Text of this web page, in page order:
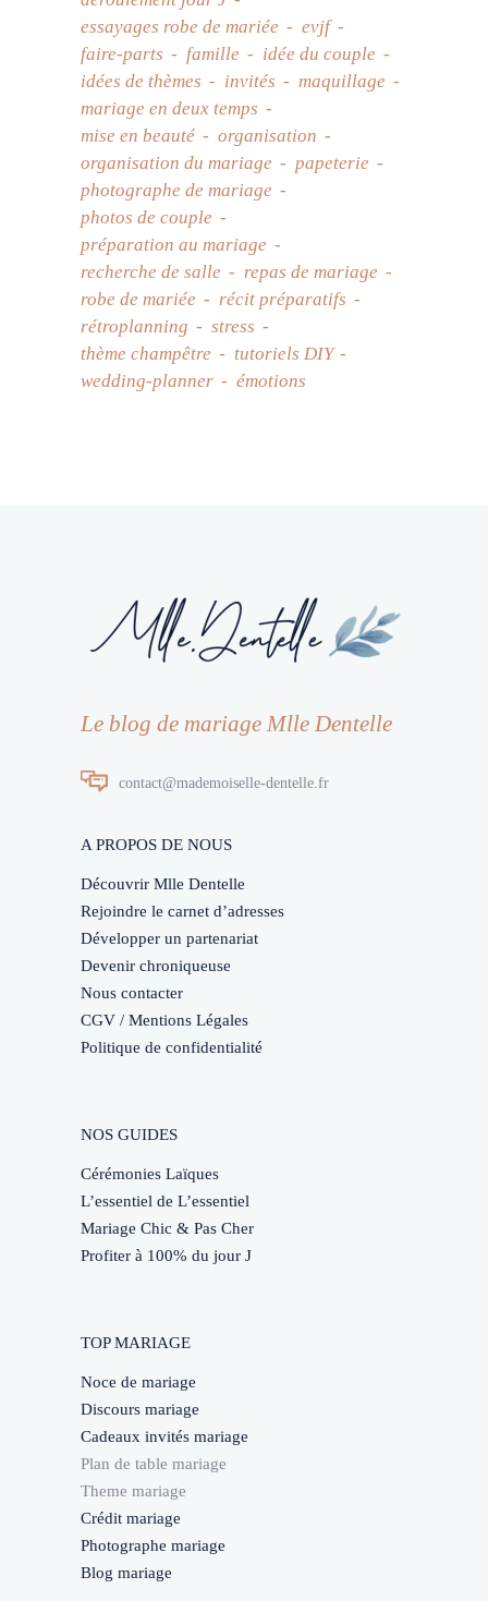
essayages robe de mariée
evjf
faire-parts
famille
idée du couple
idées de thèmes
invités
maquillage
mariage en deux temps
mise en beauté
organisation
organisation du mariage
papeterie
photographe de mariage
photos de couple
préparation au mariage
recherche de salle
repas de mariage
robe de mariée
récit préparatifs
rétroplanning
stress
thème champêtre
tutoriels DIY
wedding-planner
émotions
Le blog de mariage Mlle Dentelle
contact@mademoiselle-dentelle.fr
A PROPOS DE NOUS
Découvrir Mlle Dentelle
Rejoindre le carnet d’adresses
Développer un partenariat
Devenir chroniqueuse
Nous contacter
CGV / Mentions Légales
Politique de confidentialité
NOS GUIDES
Cérémonies Laïques
L’essentiel de L’essentiel
Mariage Chic & Pas Cher
Profiter à 100% du jour J
TOP MARIAGE
Noce de mariage
Discours mariage
Cadeaux invités mariage
Plan de table mariage
Theme mariage
Crédit mariage
Photographe mariage
Blog mariage